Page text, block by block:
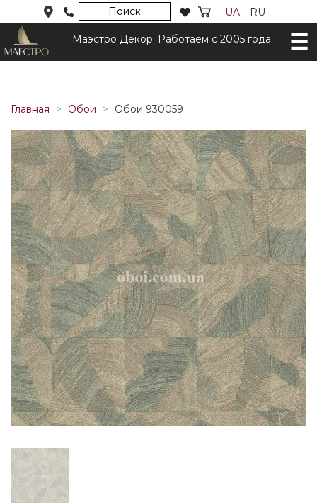
Поиск UA RU
Маэстро Декор. Работаем с 2005 года
Главная Обои Обои 930059